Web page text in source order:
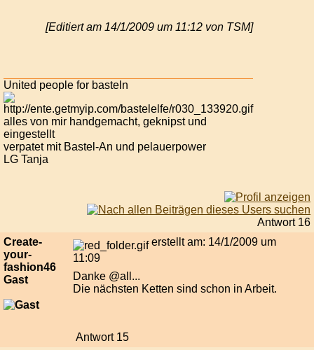
[Editiert am 14/1/2009 um 11:12 von TSM]
United people for basteln
alles von mir handgemacht, geknipst und
eingestellt
verpatet mit Bastel-An und pelauerpower
LG Tanja
Antwort 16
Create-
your-
fashion46
Gast
erstellt am: 14/1/2009 um
11:09
Danke @all...
Die nächsten Ketten sind schon in Arbeit.
Antwort 15